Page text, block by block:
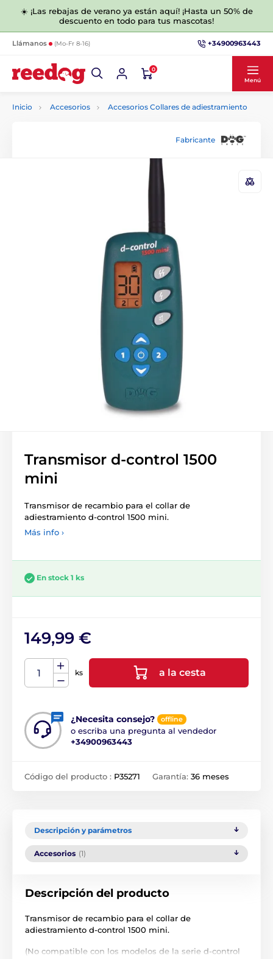
☀️ ¡Las rebajas de verano ya están aquí! ¡Hasta un 50% de
descuento en todo para tus mascotas!
Llámanos (Mo-Fr 8-16) +34900963443
0
Menú
Inicio Accesorios Accesorios Collares de adiestramiento
Fabricante
Transmisor d-control 1500
mini
Transmisor de recambio para el collar de
adiestramiento d-control 1500 mini.
Más info ›
En stock 1 ks
149,99 €
ks a la cesta
¿Necesita consejo? offline
o escriba una pregunta al vendedor
+34900963443
Código del producto : P35271 Garantía: 36 meses
Descripción y parámetros
Accesorios (1)
Descripción del producto
Transmisor de recambio para el collar de
adiestramiento d-control 1500 mini.
(No compatible con los modelos de la serie d-control